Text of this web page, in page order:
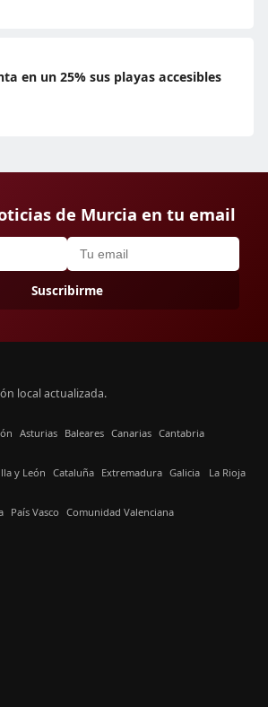
en un 25% sus playas accesibles
de Murcia en tu email
Suscribirme
local actualizada.
Asturias Baleares Canarias Cantabria
y León Cataluña Extremadura Galicia La Rioja
País Vasco Comunidad Valenciana